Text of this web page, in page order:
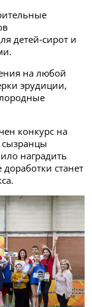
детей‑сирот и
на любой
эрудиции,
конкурс на
наградить
станет